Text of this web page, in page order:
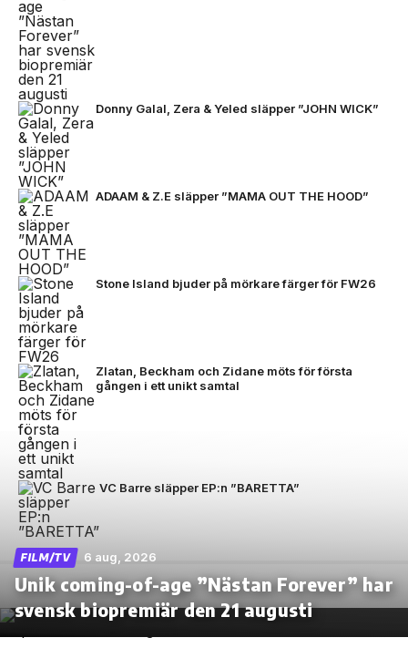
Donny Galal, Zera & Yeled släpper ”JOHN WICK”
ADAAM & Z.E släpper ”MAMA OUT THE HOOD”
Stone Island bjuder på mörkare färger för FW26
Zlatan, Beckham och Zidane möts för första
gången i ett unikt samtal
VC Barre släpper EP:n ”BARETTA”
FILM/TV 6 aug, 2026
Unik coming-of-age ”Nästan Forever” har
svensk biopremiär den 21 augusti